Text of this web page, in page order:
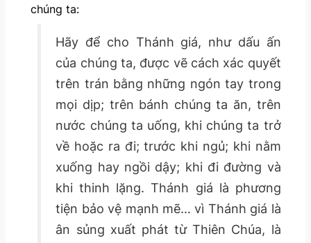
chúng ta:
Hãy để cho Thánh giá, như dấu ấn
của chúng ta, được vẽ cách xác quyết
trên trán bằng những ngón tay trong
mọi dịp; trên bánh chúng ta ăn, trên
nước chúng ta uống, khi chúng ta trở
về hoặc ra đi; trước khi ngủ; khi nằm
xuống hay ngồi dậy; khi đi đường và
khi thinh lặng. Thánh giá là phương
tiện bảo vệ mạnh mẽ… vì Thánh giá là
ân sủng xuất phát từ Thiên Chúa, là